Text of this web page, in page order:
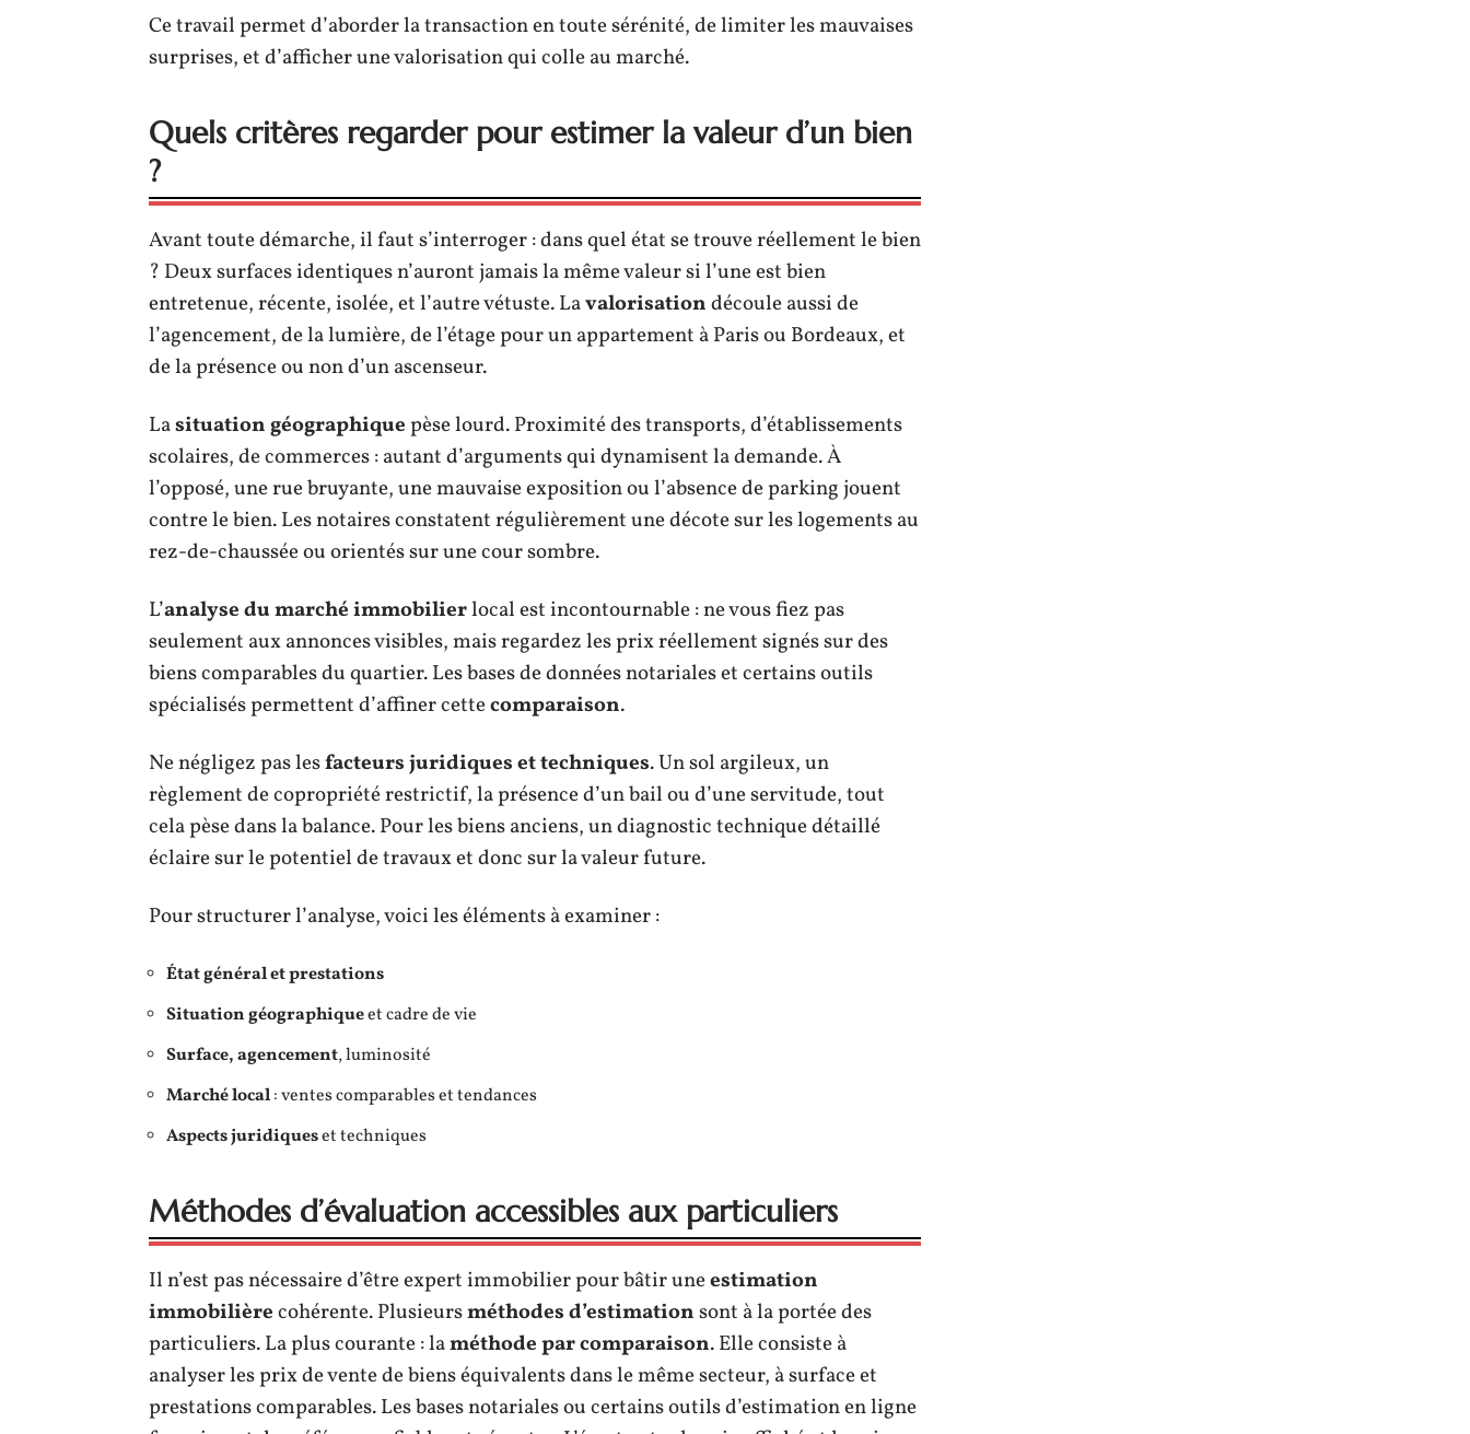
Ce travail permet d’aborder la transaction en toute sérénité, de limiter les mauvaises
surprises, et d’afficher une valorisation qui colle au marché.
Quels critères regarder pour estimer la valeur d’un bien
?
Avant toute démarche, il faut s’interroger : dans quel état se trouve réellement le bien
? Deux surfaces identiques n’auront jamais la même valeur si l’une est bien
entretenue, récente, isolée, et l’autre vétuste. Lavalorisationdécoule aussi de
l’agencement, de la lumière, de l’étage pour un appartement à Paris ou Bordeaux, et
de la présence ou non d’un ascenseur.
Lasituation géographiquepèse lourd. Proximité des transports, d’établissements
scolaires, de commerces : autant d’arguments qui dynamisent la demande. À
l’opposé, une rue bruyante, une mauvaise exposition ou l’absence de parking jouent
contre le bien. Les notaires constatent régulièrement une décote sur les logements au
rez-de-chaussée ou orientés sur une cour sombre.
L’analyse du marché immobilierlocal est incontournable : ne vous fiez pas
seulement aux annonces visibles, mais regardez les prix réellement signés sur des
biens comparables du quartier. Les bases de données notariales et certains outils
spécialisés permettent d’affiner cettecomparaison.
Ne négligez pas lesfacteurs juridiques et techniques. Un sol argileux, un
règlement de copropriété restrictif, la présence d’un bail ou d’une servitude, tout
cela pèse dans la balance. Pour les biens anciens, un diagnostic technique détaillé
éclaire sur le potentiel de travaux et donc sur la valeur future.
Pour structurer l’analyse, voici les éléments à examiner :
État général et prestations
Situation géographiqueet cadre de vie
Surface, agencement, luminosité
Marché local: ventes comparables et tendances
Aspects juridiqueset techniques
Méthodes d’évaluation accessibles aux particuliers
Il n’est pas nécessaire d’être expert immobilier pour bâtir uneestimation
immobilièrecohérente. Plusieursméthodes d’estimationsont à la portée des
particuliers. La plus courante : laméthode par comparaison. Elle consiste à
analyser les prix de vente de biens équivalents dans le même secteur, à surface et
prestations comparables. Les bases notariales ou certains outils d’estimation en ligne